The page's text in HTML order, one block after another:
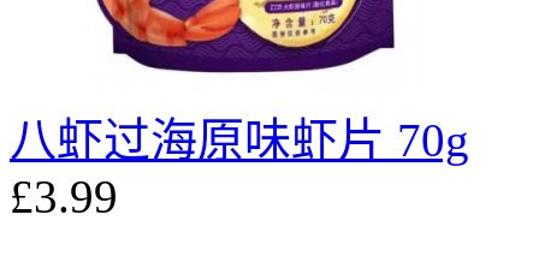
八虾过海原味虾片 70g
£3.99